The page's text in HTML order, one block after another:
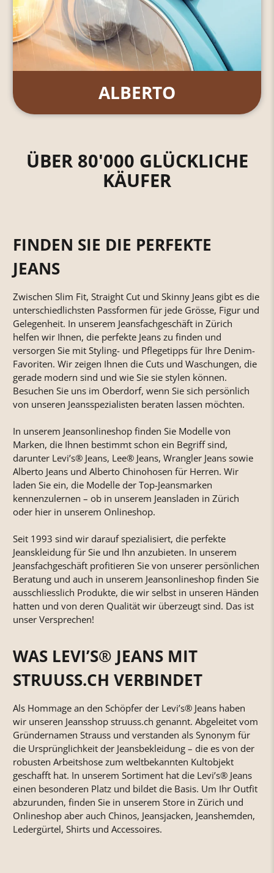
ALBERTO
ÜBER 80'000 GLÜCKLICHE
KÄUFER
FINDEN SIE DIE PERFEKTE
JEANS
Zwischen Slim Fit, Straight Cut und Skinny Jeans gibt es die
unterschiedlichsten Passformen für jede Grösse, Figur und
Gelegenheit. In unserem Jeansfachgeschäft in Zürich
helfen wir Ihnen, die perfekte Jeans zu finden und
versorgen Sie mit Styling- und Pflegetipps für Ihre Denim-
Favoriten. Wir zeigen Ihnen die Cuts und Waschungen, die
gerade modern sind und wie Sie sie stylen können.
Besuchen Sie uns im Oberdorf, wenn Sie sich persönlich
von unseren Jeansspezialisten beraten lassen möchten.
In unserem Jeansonlineshop finden Sie Modelle von
Marken, die Ihnen bestimmt schon ein Begriff sind,
darunter Levi’s® Jeans, Lee® Jeans, Wrangler Jeans sowie
Alberto Jeans und Alberto Chinohosen für Herren. Wir
laden Sie ein, die Modelle der Top-Jeansmarken
kennenzulernen – ob in unserem Jeansladen in Zürich
oder hier in unserem Onlineshop.
Seit 1993 sind wir darauf spezialisiert, die perfekte
Jeanskleidung für Sie und Ihn anzubieten. In unserem
Jeansfachgeschäft profitieren Sie von unserer persönlichen
Beratung und auch in unserem Jeansonlineshop finden Sie
ausschliesslich Produkte, die wir selbst in unseren Händen
hatten und von deren Qualität wir überzeugt sind. Das ist
unser Versprechen!
WAS LEVI’S® JEANS MIT
STRUUSS.CH VERBINDET
Als Hommage an den Schöpfer der Levi’s® Jeans haben
wir unseren Jeansshop struuss.ch genannt. Abgeleitet vom
Gründernamen Strauss und verstanden als Synonym für
die Ursprünglichkeit der Jeansbekleidung – die es von der
robusten Arbeitshose zum weltbekannten Kultobjekt
geschafft hat. In unserem Sortiment hat die Levi’s® Jeans
einen besonderen Platz und bildet die Basis. Um Ihr Outfit
abzurunden, finden Sie in unserem Store in Zürich und
Onlineshop aber auch Chinos, Jeansjacken, Jeanshemden,
Ledergürtel, Shirts und Accessoires.